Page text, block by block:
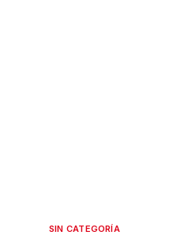
SIN CATEGORÍA